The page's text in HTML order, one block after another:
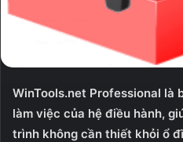
WinTools.net Professional là
làm việc của hệ điều hành,
trình không cần thiết khỏi ổ